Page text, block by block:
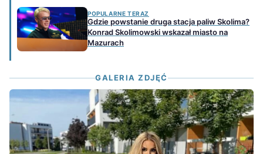
POPULARNE TERAZ
Gdzie powstanie druga stacja paliw Skolima?
Konrad Skolimowski wskazał miasto na
Mazurach
GALERIA ZDJĘĆ